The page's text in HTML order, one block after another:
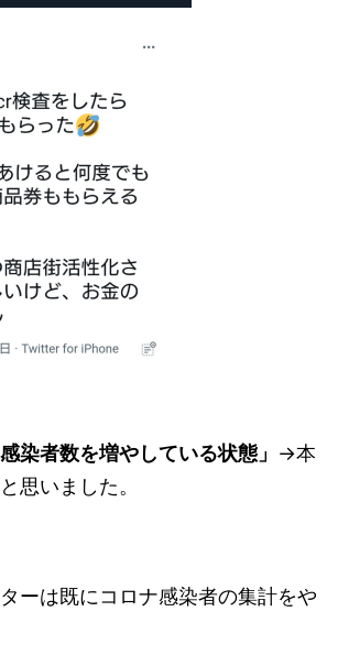
染者数を増やしている状態」 →本
思いました。
ーは既にコロナ感染者の集計をや